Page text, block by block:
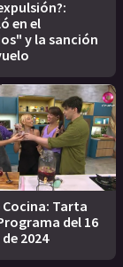
en el
y la sanción
Cocina: Tarta
del 16
2024